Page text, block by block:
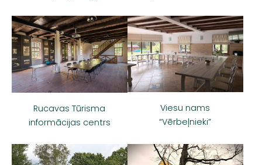
Rucavas Tūrisma
informācijas centrs
Viesu nams
“Vērbeļnieki”